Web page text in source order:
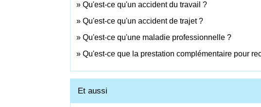
Qu'est-ce qu'un accident du travail ?
Qu'est-ce qu'un accident de trajet ?
Qu'est-ce qu'une maladie professionnelle ?
Qu'est-ce que la prestation complémentaire pour
Et aussi